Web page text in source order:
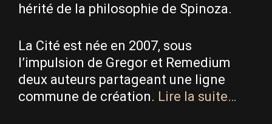
hérité de la philosophie de Spinoza.
La Cité est née en 2007, sous
l’impulsion de Gregor et Remedium
deux auteurs partageant une ligne
commune de création. Lire la suite…